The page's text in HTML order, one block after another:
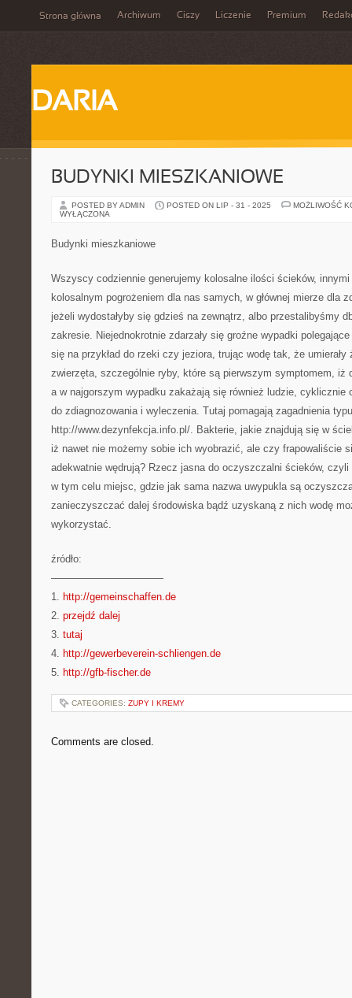
Strona główna Archiwum Ciszy Liczenie Premium
DARIA
BUDYNKI MIESZKANIOWE
POSTED BY ADMIN POSTED ON LIP - 31 - 2025
MOŻLIWOŚĆ
WYŁĄCZONA
Budynki mieszkaniowe
Wszyscy codziennie generujemy kolosalne ilości ścieków,
kolosalnym pogrożeniem dla nas samych, w głównej mierze dla
jeżeli wydostałyby się gdzieś na zewnątrz, albo przestalibyśmy
zakresie. Niejednokrotnie zdarzały się groźne wypadki
się na przykład do rzeki czy jeziora, trując wodę tak, że umierały
zwierzęta, szczególnie ryby, które są pierwszym symptomem, iż
a w najgorszym wypadku zakażają się również ludzie, cyklicznie
do zdiagnozowania i wyleczenia. Tutaj pomagają zagadnienia typu
http://www.dezynfekcja.info.pl/. Bakterie, jakie znajdują się w
iż nawet nie możemy sobie ich wyobrazić, ale czy frapowaliście
adekwatnie wędrują? Rzecz jasna do oczyszczalni ścieków, czyli
w tym celu miejsc, gdzie jak sama nazwa uwypukla są
zanieczyszczać dalej środowiska bądź uzyskaną z nich wodę
wykorzystać.
źródło:
———————————
1. http://gemeinschaffen.de
2. przejdź dalej
3. tutaj
4. http://gewerbeverein-schliengen.de
5. http://gfb-fischer.de
CATEGORIES: ZUPY I KREMY
Comments are closed.